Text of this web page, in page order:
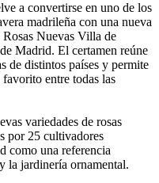
a convertirse en uno de los
madrileña con una nueva
Nuevas Villa de
Madrid. El certamen reúne
de distintos países y permite
entre todas las
variedades de rosas
por 25 cultivadores
como una referencia
la jardinería ornamental.